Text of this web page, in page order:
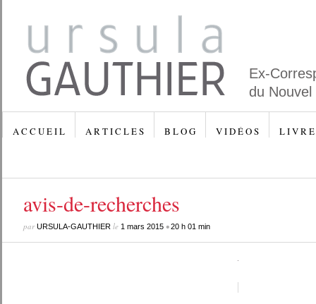
Ex-
du
A C C U E I L A R T I C L E S B L O G V I D É O S L I V R E
avis-de-recherches
parURSULA-GAUTHIERle 1 mars 2015•20 h 01 min